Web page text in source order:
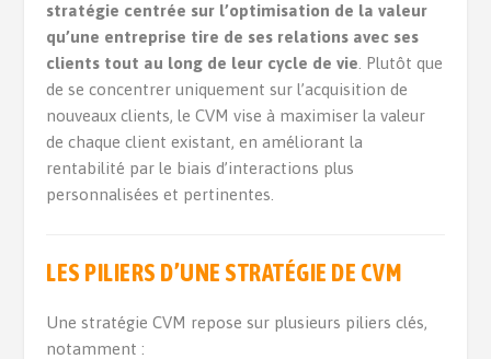
stratégie centrée sur l’optimisation de la valeur
qu’une entreprise tire de ses relations avec ses
clients tout au long de leur cycle de vie . Plutôt que
de se concentrer uniquement sur l’acquisition de
nouveaux clients, le CVM vise à maximiser la valeur
de chaque client existant, en améliorant la
rentabilité par le biais d’interactions plus
personnalisées et pertinentes.
LES PILIERS D’UNE STRATÉGIE DE CVM
Une stratégie CVM repose sur plusieurs piliers clés,
notamment :